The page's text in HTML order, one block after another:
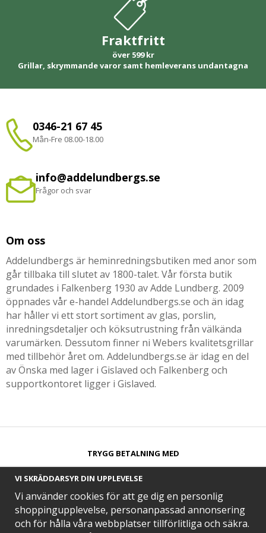
Fraktfritt
över 599 kr
Grillar, skrymmande varor samt hemleverans undantagna
0346-21 67 45
Mån-Fre 08.00-18.00
info@addelundbergs.se
Frågor och svar
Om oss
Addelundbergs är heminredningsbutiken med anor som
går tillbaka till slutet av 1800-talet. Vår första butik
grundades i Falkenberg 1930 av Adde Lundberg. 2009
öppnades vår e-handel Addelundbergs.se och än idag
har håller vi ett stort sortiment av glas, porslin,
inredningsdetaljer och köksutrustning från välkända
varumärken. Dessutom finner ni Webers kvalitetsgrillar
med tillbehör året om. Addelundbergs.se är idag en del
av Önska med lager i Gislaved och Falkenberg och
supportkontoret ligger i Gislaved.
TRYGG BETALNING MED​
SNABB LEVERANS MED
VI SKRÄDDARSYR DIN UPPLEVELSE
Vi använder cookies för att ge dig en personlig
shoppingupplevelse, personanpassad annonsering
och för hålla våra webbplatser tillförlitliga och säkra.